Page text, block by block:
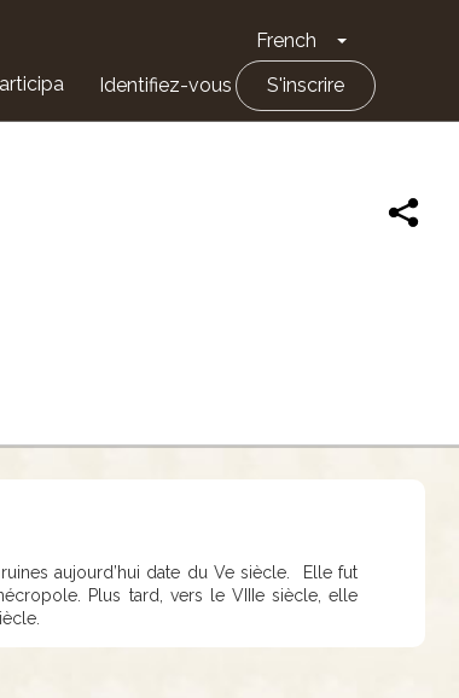
French Toggle
Identifiez-vous S'inscrire
aujourd’hui date du Ve siècle. Elle fut
Plus tard, vers le VIIIe siècle, elle